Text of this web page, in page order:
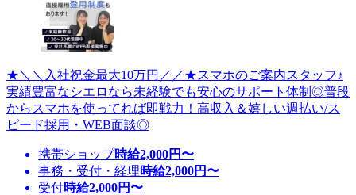
★＼＼入社祝金最大10万円／／★スマホのご案内スタッフ♪
実績豊富なシエロなら未経験でも安心のサポート体制◎普段
からスマホを使ってれば即戦力！高収入＆嬉しい週払い/ス
ピード採用・WEB面談◎
携帯ショップ時給2,000円〜
事務・受付・経理時給2,000円〜
受付時給2,000円〜